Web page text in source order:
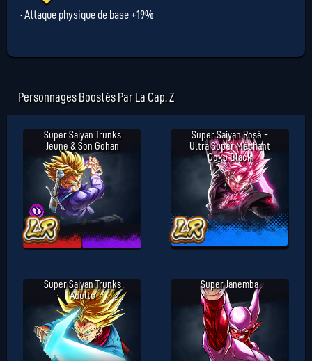
· Attaque physique de base +19%
Personnages Boostés Par La Cap. Z
Super Saiyan Trunks
Jeune & Son Gohan
Super Saiyan Rosé -
Ultra Super Méchant
Goku Black
Super Saiyan Trunks
Adulte
Super Janemba